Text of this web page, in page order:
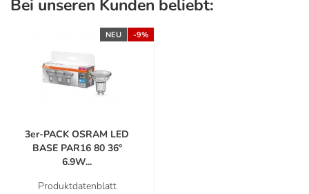
Bei unseren Kunden beliebt:
NEU -9%
3er-PACK OSRAM LED
BASE PAR16 80 36°
6.9W...
Produktdatenblatt